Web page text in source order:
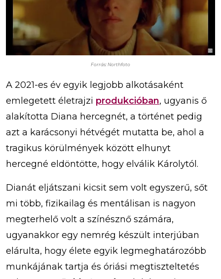
Forrás: Northfoto
A 2021-es év egyik legjobb alkotásaként
emlegetett életrajzi produkcióban, ugyanis ő
alakította Diana hercegnét, a történet pedig
azt a karácsonyi hétvégét mutatta be, ahol a
tragikus körülmények között elhunyt
hercegné eldöntötte, hogy elválik Károlytól.
Dianát eljátszani kicsit sem volt egyszerű, sőt
mi több, fizikailag és mentálisan is nagyon
megterhelő volt a színésznő számára,
ugyanakkor egy nemrég készült interjúban
elárulta, hogy élete egyik legmeghatározóbb
munkájának tartja és óriási megtiszteltetés